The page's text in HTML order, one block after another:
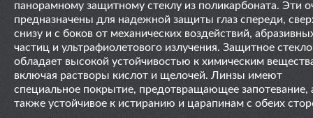
панорамному защитному стеклу из поликарбоната. Эти
предназначены для надежной защиты глаз спереди,
снизу и с боков от механических воздействий,
частиц и ультрафиолетового излучения. Защитное стекло
обладает высокой устойчивостью к химическим
включая растворы кислот и щелочей. Линзы имеют
специальное покрытие, предотвращающее запотевание,
также устойчивое к истиранию и царапинам с обеих